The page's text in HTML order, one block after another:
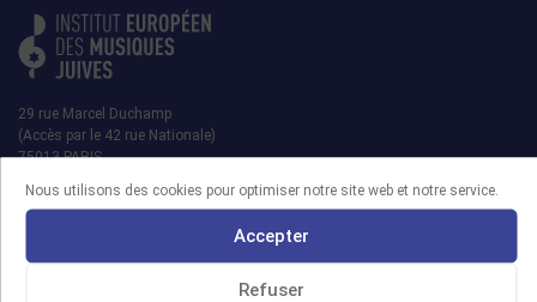
Nous utilisons des cookies pour optimiser notre site web et notre service.
Accepter
Refuser
29 rue Marcel Duchamp
(Accès par le 42 rue Nationale)
75013 PARIS